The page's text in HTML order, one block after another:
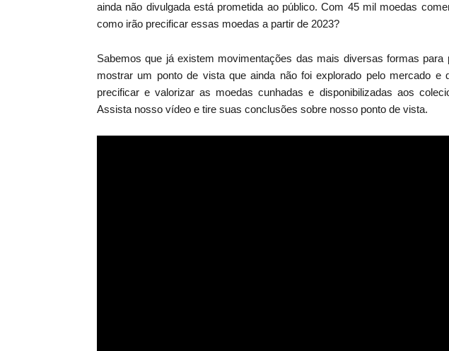
ainda não divulgada está prometida ao público. Com 45 mil moedas
como irão precificar essas moedas a partir de 2023?
Sabemos que já existem movimentações das mais diversas formas
mostrar um ponto de vista que ainda não foi explorado pelo mercado
precificar e valorizar as moedas cunhadas e disponibilizadas aos
Assista nosso vídeo e tire suas conclusões sobre nosso ponto de vista.